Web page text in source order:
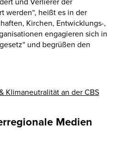
werden“, heißt es in der
Kirchen, Entwicklungs-,
engagieren sich in
und begrüßen den
Klimaneutralität an der CBS
Medien